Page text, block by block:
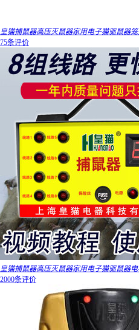
皇猫捕鼠器高压灭鼠器家用电子猫驱鼠器
75条评价
皇猫捕鼠器高压灭鼠器家用电子猫驱鼠器
2000条评价